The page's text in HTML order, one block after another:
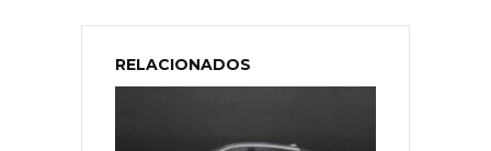
RELACIONADOS